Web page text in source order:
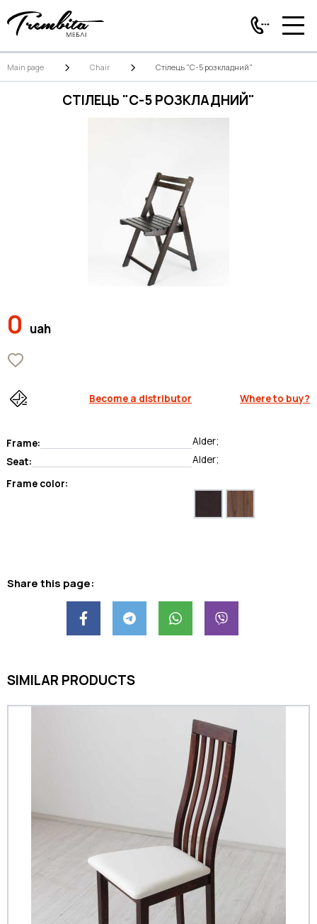
Main page Chair Стілець "C-5 розкладний"
СТІЛЕЦЬ "C-5 РОЗКЛАДНИЙ"
0 uah
Become a distributor Where to buy?
Frame:
Аlder;
Seat:
Аlder;
Frame color:
Share this page:
SIMILAR PRODUCTS